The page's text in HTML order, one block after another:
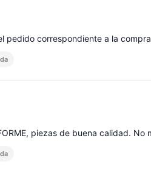
pedido correspondiente a la
piezas de buena calidad.